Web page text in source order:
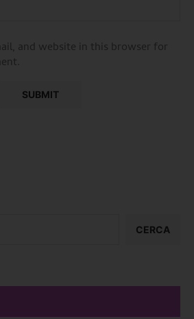
and website in this browser for
CERCA